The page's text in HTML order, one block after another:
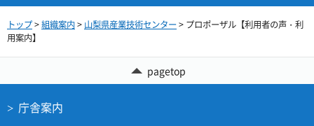
トップ>組織案内> 山梨県産業技術センター> プロポーザル【利用者の声・利
用案内】
pagetop
庁舎案内